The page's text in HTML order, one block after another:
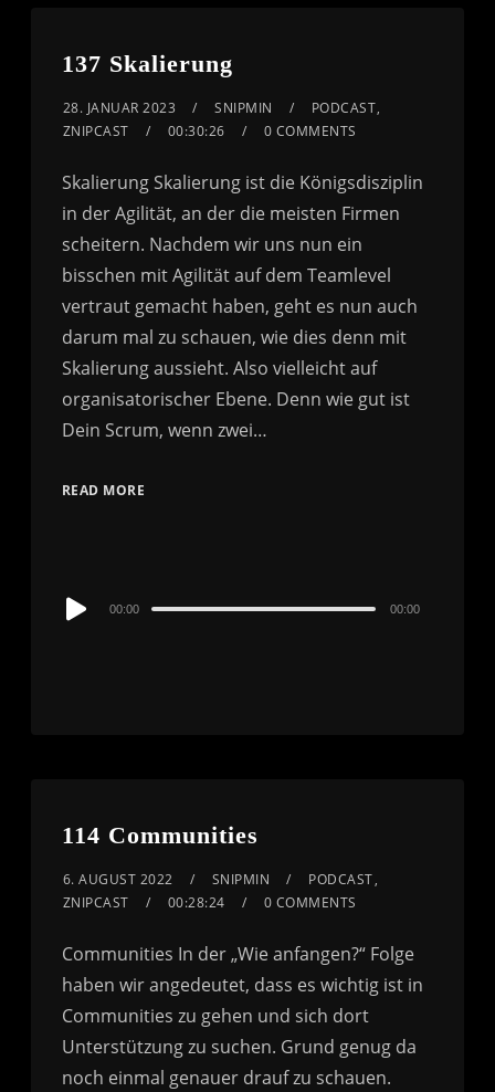
137 Skalierung
28. JANUAR 2023 SNIPMIN PODCAST,
ZNIPCAST
00:30:26 0 COMMENTS
Skalierung Skalierung ist die Königsdisziplin
in der Agilität, an der die meisten Firmen
scheitern. Nachdem wir uns nun ein
bisschen mit Agilität auf dem Teamlevel
vertraut gemacht haben, geht es nun auch
darum mal zu schauen, wie dies denn mit
Skalierung aussieht. Also vielleicht auf
organisatorischer Ebene. Denn wie gut ist
Dein Scrum, wenn zwei…
READ MORE
Audio
00:00 00:00
114 Communities
6. AUGUST 2022 SNIPMIN PODCAST,
ZNIPCAST
00:28:24 0 COMMENTS
Communities In der „Wie anfangen?“ Folge
haben wir angedeutet, dass es wichtig ist in
Communities zu gehen und sich dort
Unterstützung zu suchen. Grund genug da
noch einmal genauer drauf zu schauen.